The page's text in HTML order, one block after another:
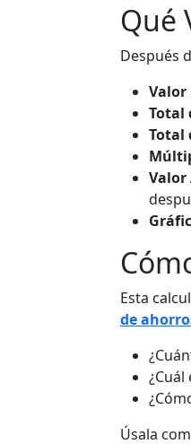
Qué
Después
Valor
Total
Total
Esta
de
Úsala